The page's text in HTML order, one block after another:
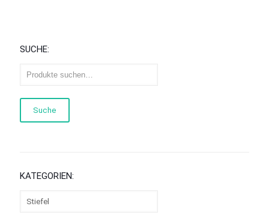
SUCHE:
Suche
KATEGORIEN: